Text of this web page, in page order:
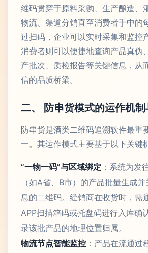
维码贯穿于原料采购、生产酿造、
物流、渠道分销直至消费者手中的
过扫码，企业可以实时采集和监控
消费者则可以便捷地查询产品真伪
产批次、质检报告等关键信息，从
信的品质桥梁。
二、 防串货模式的运作机
防串货是酒类二维码追溯软件最重
一。其运作模式主要基于以下关键
“一物一码”与区域绑定 ：系统为发
（如A省、B市）的产品批量生成
息的二维码。经销商在收货时，需
APP扫描箱码或托盘码进行入库确
录该批产品的地理位置归属。
物流节点智能监控 ：产品在流通过